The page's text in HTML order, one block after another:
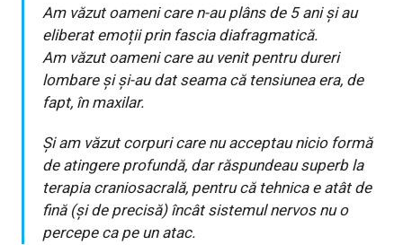
Am văzut oameni care n-au plâns de 5 ani și au
eliberat emoții prin fascia diafragmatică.
Am văzut oameni care au venit pentru dureri
lombare și și-au dat seama că tensiunea era, de
fapt, în maxilar.
Și am văzut corpuri care nu acceptau nicio formă
de atingere profundă, dar răspundeau superb la
terapia craniosacrală, pentru că tehnica e atât de
fină (și de precisă) încât sistemul nervos nu o
percepe ca pe un atac.